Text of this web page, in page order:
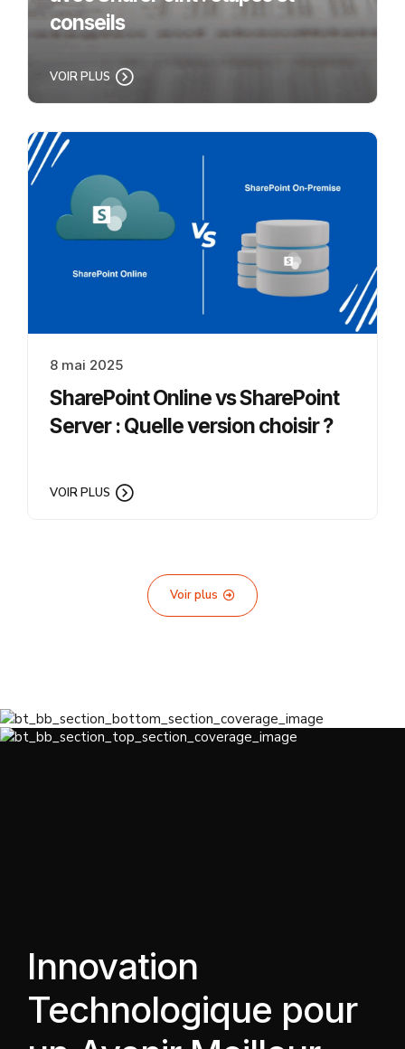
conseils
VOIR PLUS
8 mai 2025
SharePoint Online vs SharePoint
Server : Quelle version choisir ?
VOIR PLUS
Voir plus
Innovation
Technologique pour